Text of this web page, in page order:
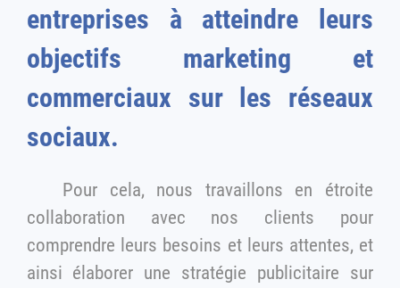
entreprises à atteindre leurs
objectifs marketing et
commerciaux sur les réseaux
sociaux.
Pour cela, nous travaillons en étroite
collaboration avec nos clients pour
comprendre leurs besoins et leurs attentes, et
ainsi élaborer une stratégie publicitaire sur